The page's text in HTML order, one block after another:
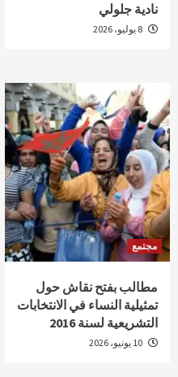
نادية جلولي
مجتمع
مطالب بفتح نقاش حول
تمثيلية النساء في الانتخابات
التشريعية لسنة 2016